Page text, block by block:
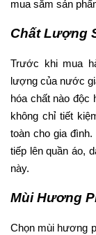
mua sắm sản
Chất Lượng
Trước khi mua
lượng của nước
hóa chất nào độc
không chỉ tiết
toàn cho gia
tiếp lên quần áo,
này.
Mùi Hương
Chọn mùi hương